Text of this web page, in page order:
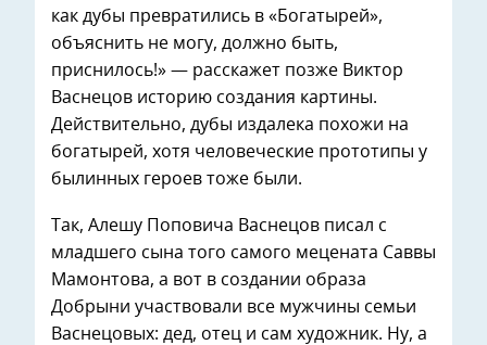
как дубы превратились в «Богатырей»,
объяснить не могу, должно быть,
приснилось!» — расскажет позже Виктор
Васнецов историю создания картины.
Действительно, дубы издалека похожи на
богатырей, хотя человеческие прототипы у
былинных героев тоже были.
Так, Алешу Поповича Васнецов писал с
младшего сына того самого мецената Саввы
Мамонтова, а вот в создании образа
Добрыни участвовали все мужчины семьи
Васнецовых: дед, отец и сам художник. Ну, а